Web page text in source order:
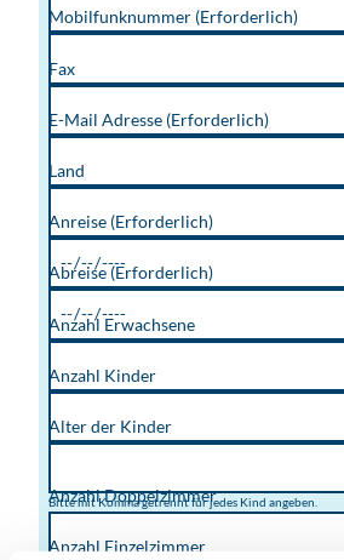
Mobilfunknummer (Erforderlich)
Fax
E-Mail Adresse (Erforderlich)
Land
Anreise (Erforderlich)
Abreise (Erforderlich)
Anzahl Erwachsene
Anzahl Kinder
Alter der Kinder
Bitte mit Komma getrennt für jedes Kind angeben.
Anzahl Doppelzimmer
Anzahl Einzelzimmer